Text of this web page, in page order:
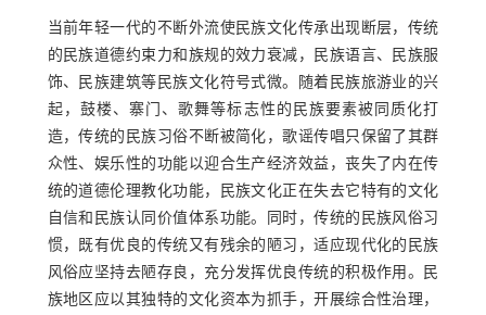
当前年轻一代的不断外流使民族文化传承出现断层，传统
的民族道德约束力和族规的效力衰减，民族语言、民族服
饰、民族建筑等民族文化符号式微。随着民族旅游业的兴
起，鼓楼、寨门、歌舞等标志性的民族要素被同质化打
造，传统的民族习俗不断被简化，歌谣传唱只保留了其群
众性、娱乐性的功能以迎合生产经济效益，丧失了内在传
统的道德伦理教化功能，民族文化正在失去它特有的文化
自信和民族认同价值体系功能。同时，传统的民族风俗习
惯，既有优良的传统又有残余的陋习，适应现代化的民族
风俗应坚持去陋存良，充分发挥优良传统的积极作用。民
族地区应以其独特的文化资本为抓手，开展综合性治理，